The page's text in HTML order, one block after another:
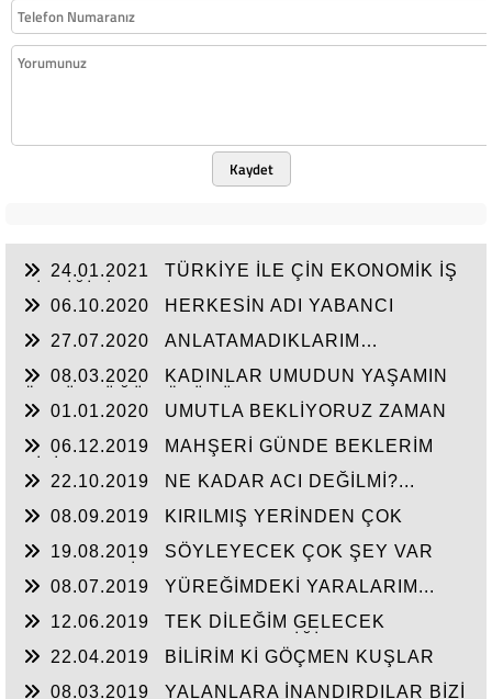
Kaydet
24.01.2021
TÜRKİYE İLE ÇİN EKONOMİK İŞ
06.10.2020
HERKESİN ADI YABANCI
27.07.2020
ANLATAMADIKLARIM…
08.03.2020
KADINLAR UMUDUN YAŞAMIN
01.01.2020
UMUTLA BEKLİYORUZ ZAMAN
06.12.2019
MAHŞERİ GÜNDE BEKLERİM
22.10.2019
NE KADAR ACI DEĞİLMİ?...
08.09.2019
KIRILMIŞ YERİNDEN ÇOK
19.08.2019
SÖYLEYECEK ÇOK ŞEY VAR
08.07.2019
YÜREĞİMDEKİ YARALARIM...
12.06.2019
TEK DİLEĞİM GELECEK
YAŞATMASI...
22.04.2019
BİLİRİM Kİ GÖÇMEN KUŞLAR
08.03.2019
YALANLARA İNANDIRDILAR BİZİ